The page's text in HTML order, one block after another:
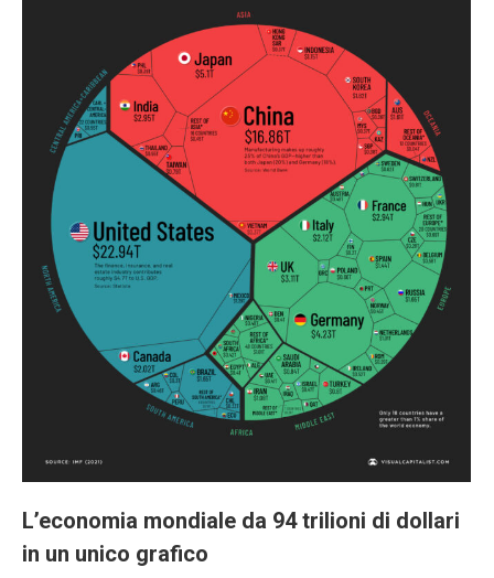
L’economia mondiale da 94 trilioni di dollari
in un unico grafico